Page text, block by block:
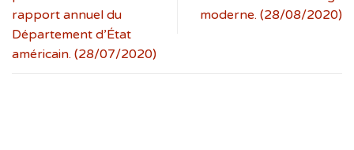
rapport annuel du
Département d’État
américain. (28/07/2020)
moderne. (28/08/2020)